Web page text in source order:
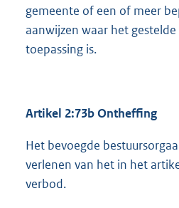
gemeente of een of meer
aanwijzen waar het
toepassing is.
Artikel 2:73b Ontheffing
Het bevoegde
verlenen van het in het
verbod.